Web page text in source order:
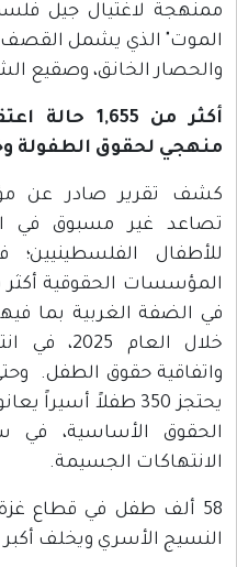
ممنهجة لاغتيال جيل
الموت" الذي يشمل القصف
والحصار الخانق، وصقيع
أكثر من
منهجي لحقوق الطفولة
كشف تقرير صادر عن
تصاعد غير مسبوق في
للأطفال
خلال
يحتجز 350 طفلاً
الحقوق الأساسية،
الانتهاكات الجسيمة.
58 ألف طفل في قطاع
النسيج الأسري ويخلف أكبر